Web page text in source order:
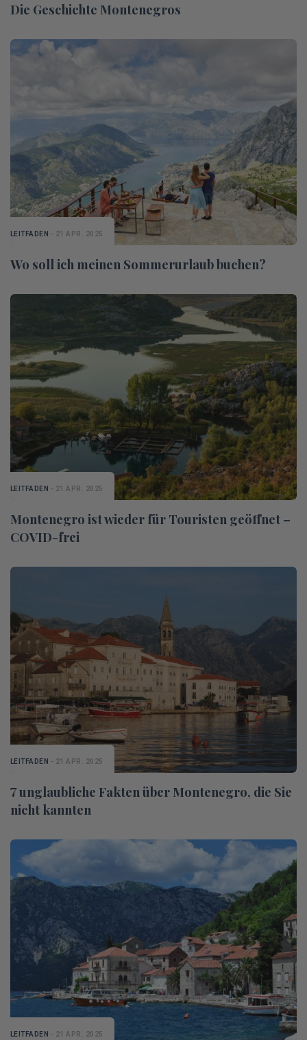
Die Geschichte Montenegros
LEITFADEN - 21 APR. 2025
Wo soll ich meinen Sommerurlaub buchen?
LEITFADEN - 21 APR. 2025
Montenegro ist wieder für Touristen geöffnet –
COVID-frei
LEITFADEN - 21 APR. 2025
7 unglaubliche Fakten über Montenegro, die Sie
nicht kannten
LEITFADEN - 21 APR. 2025